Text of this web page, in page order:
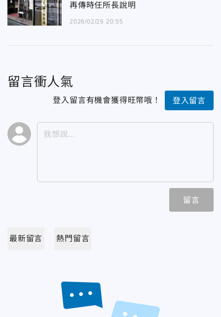
再傳時任所長說明
2026/02/26 20:55
留言衝人氣
登入留言有機會獲得旺幣哦！ 登入留言
留言
最新留言 熱門留言